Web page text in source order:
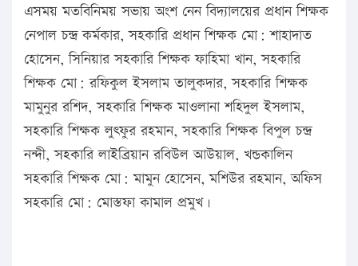
এসময় মতবিনিময় সভায় অংশ নেন বিদ্যালয়ের প্রধান শিক্ষক
নেপাল চন্দ্র কর্মকার, সহকারি প্রধান শিক্ষক মো: শাহাদাত
হোসেন, সিনিয়ার সহকারি শিক্ষক ফাহিমা খান, সহকারি
শিক্ষক মো: রফিকুল ইসলাম তালুকদার, সহকারি শিক্ষক
মামুনুর রশিদ, সহকারি শিক্ষক মাওলানা শহিদুল ইসলাম,
সহকারি শিক্ষক লুৎফুর রহমান, সহকারি শিক্ষক বিপুল চন্দ্র
নন্দী, সহকারি লাইব্রিয়ান রবিউল আউয়াল, খন্ডকালিন
সহকারি শিক্ষক মো: মামুন হোসেন, মশিউর রহমান, অফিস
সহকারি মো: মোস্তফা কামাল প্রমুখ।